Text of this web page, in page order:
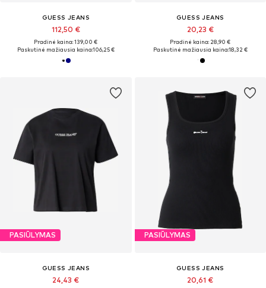
GUESS JEANS
112,50 €
Pradinė kaina: 139,00 €
Paskutinė mažiausia kaina:106,25 €
GUESS JEANS
20,23 €
Pradinė kaina: 28,90 €
Paskutinė mažiausia kaina:18,32 €
PASIŪLYMAS
GUESS JEANS
24,43 €
PASIŪLYMAS
GUESS JEANS
20,61 €